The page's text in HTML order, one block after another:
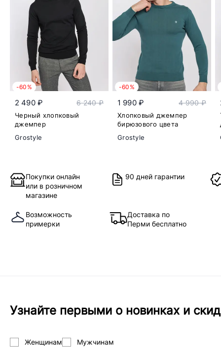
-60%
2 490 ₽ 6 240 ₽
Черный хлопковый
джемпер
Grostyle
-60%
1 990 ₽ 4 990 ₽
Хлопковый джемпер
бирюзового цвета
Grostyle
Покупки онлайн
или в розничном
магазине
90 дней гарантии
Возможность
примерки
Доставка по
Перми бесплатно
Узнайте первыми о новинках и
Женщинам Мужчинам